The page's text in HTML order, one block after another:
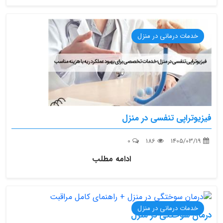
خدمات درمانی در منزل
فیزیوتراپی تنفسی در منزل
ادامه مطلب
خدمات درمانی در منزل
درمان سوختگی در منزل